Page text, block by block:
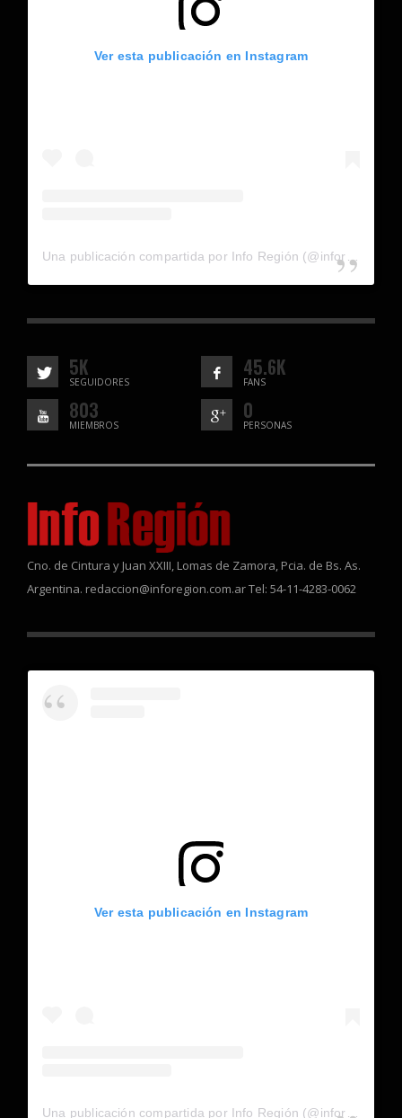
Ver esta publicación en Instagram
5K
SEGUIDORES
45.6K
FANS
803
MIEMBROS
0
PERSONAS
Cno. de Cintura y Juan XXIII, Lomas de Zamora, Pcia. de Bs. As.
Argentina. redaccion@inforegion.com.ar Tel: 54-11-4283-0062
Ver esta publicación en Instagram
Una publicación compartida por Info Región (@inforegion_redes)